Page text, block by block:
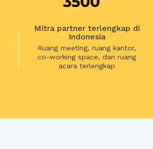
Mitra partner terlengkap di
Indonesia
Ruang meeting, ruang kantor,
co-working space, dan ruang
acara terlengkap